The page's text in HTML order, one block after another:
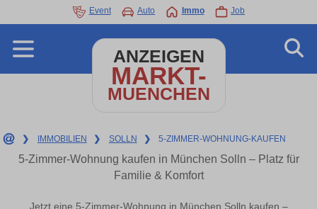
Event Auto Immo Job
ANZEIGEN
MARKT-
MUENCHEN
❯ IMMOBILIEN ❯ SOLLN ❯ 5-ZIMMER-WOHNUNG-KAUFEN
5-Zimmer-Wohnung kaufen in München Solln – Platz für
Familie & Komfort
Jetzt eine 5-Zimmer-Wohnung in München Solln kaufen –